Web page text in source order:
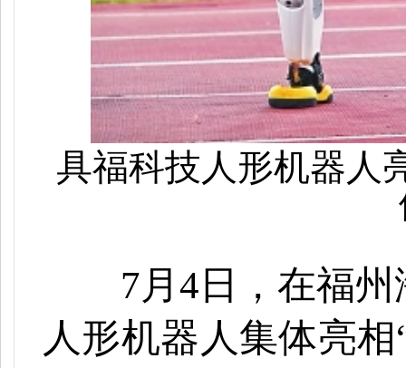
具福科技人形机器人
7月4日，在福
人形机器人集体亮